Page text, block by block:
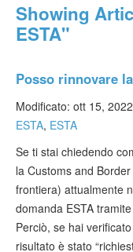
Home
Che cos'è
Viaggio senza
Verificare ESTA
ESTA info
Contatto
Showing
ESTA"
Posso rinnovare
Modificato: ott 15,
ESTA, ESTA
Se ti stai chiedendo
la Customs and
frontiera) attualmente
domanda ESTA
Perciò, se hai
risultato è stato